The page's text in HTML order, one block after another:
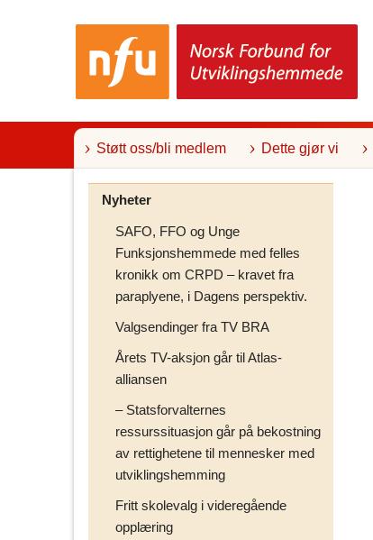
o
Støtt oss/bli medlem Dette gjør vi
Nyheter
SAFO, FFO og Unge
Funksjonshemmede med felles
kronikk om CRPD – kravet fra
paraplyene, i Dagens perspektiv.
Valgsendinger fra TV BRA
Årets TV-aksjon går til Atlas-
alliansen
– Statsforvalternes
ressurssituasjon går på bekostning
av rettighetene til mennesker med
utviklingshemming
Fritt skolevalg i videregående
opplæring